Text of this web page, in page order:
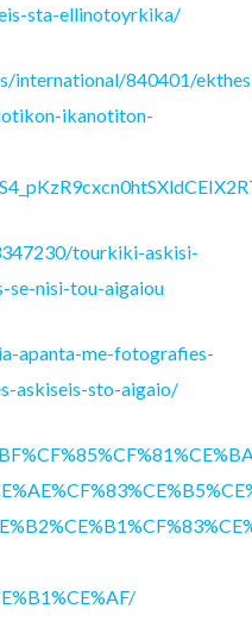
sta-ellinotoyrkika/
international/840401/
ikanotiton-
tourkiki-askisi-
se-nisi-tou-aigaiou
apanta-me-fotografies-
askiseis-sto-aigaio/